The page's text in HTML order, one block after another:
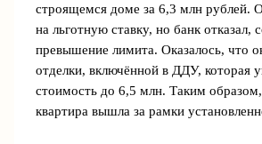
строящемся доме за 6,3 млн рублей.
на льготную ставку, но банк отказал,
превышение лимита. Оказалось, что
отделки, включённой в ДДУ, которая
стоимость до 6,5 млн. Таким
квартира вышла за рамки